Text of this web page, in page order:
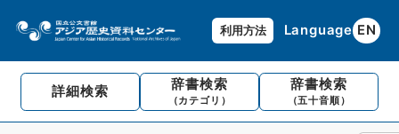
利用方法 Language EN
詳細検索 辞書検索
（カテゴリ）
辞書検索
（五十音順）